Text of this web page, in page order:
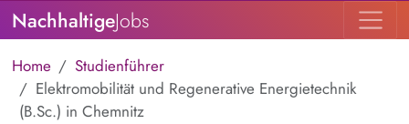
NachhaltigeJobs
Home
Studienführer
Elektromobilität und Regenerative Energietechnik
(B.Sc.) in Chemnitz